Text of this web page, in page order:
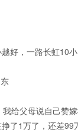
好，一路长虹10
给父母说自己赞
了1万了，还差99